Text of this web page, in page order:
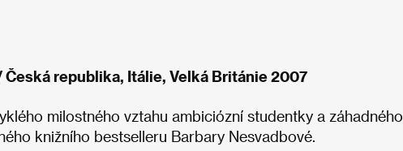
republika, Itálie, Velká Británie 2007
milostného vztahu ambiciózní studentky a záhadného
knižního bestselleru Barbary Nesvadbové.